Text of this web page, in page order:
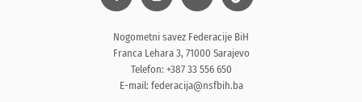
Nogometni savez Federacije BiH
Franca Lehara 3, 71000 Sarajevo
Telefon: +387 33 556 650
E-mail: federacija@nsfbih.ba